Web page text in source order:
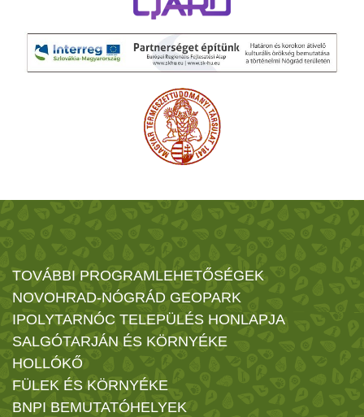
TOVÁBBI PROGRAMLEHETŐSÉGEK
NOVOHRAD-NÓGRÁD GEOPARK
IPOLYTARNÓC TELEPÜLÉS HONLAPJA
SALGÓTARJÁN ÉS KÖRNYÉKE
HOLLÓKŐ
FÜLEK ÉS KÖRNYÉKE
BNPI BEMUTATÓHELYEK